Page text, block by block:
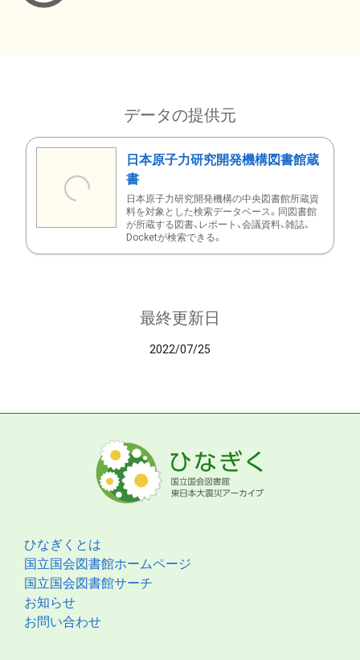
データの提供元
日本原子力研究開発機構図書館蔵
書
日本原子力研究開発機構の中央図書館所蔵資
料を対象とした検索データベース。同図書館
が所蔵する図書、レポート、会議資料、雑誌、
Docketが検索できる。
最終更新日
2022/07/25
ひなぎくとは
国立国会図書館ホームページ
国立国会図書館サーチ
お知らせ
お問い合わせ